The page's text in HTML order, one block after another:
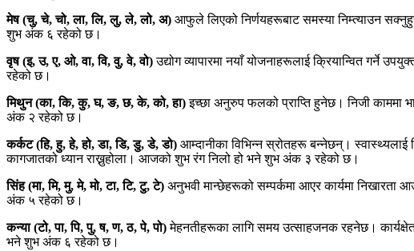
मेष (चु, चे, चो, ला, लि, लु, ले, लो, अ) आफुले लिएको निर्णयहरूबाट समस्या निम्त्याउन
शुभ अंक ६ रहेको छ।
वृष (इ, उ, ए, ओ, वा, वि, वु, वे, वो)उद्योग व्यापारमा नयाँ योजनाहरूलाई क्रियान्वित गर्ने
रहेको छ।
मिथुन (का, कि, कु, घ, ङ, छ, के, को, हा)इच्छा अनुरुप फलको प्राप्ति हुनेछ। निजी काममा
अंक २ रहेको छ।
कर्कट (हि, हु, हे, हो, डा, डि, डु, डे, डो) आम्दानीका विभिन्न स्रोतहरू बन्नेछन्।
कागजातको ध्यान राख्नुहोला। आजको शुभ रंग निलो हो भने शुभ अंक ३ रहेको छ।
सिंह (मा, मि, मु, मे, मो, टा, टि, टु, टे) अनुभवी मान्छेहरूको सम्पर्कमा आएर कार्यमा निखारता
अंक ५ रहेको छ।
कन्या (टो, पा, पि, पु, ष, ण, ठ, पे, पो)मेहनतीहरूका लागि समय उत्साहजनक रहनेछ।
भने शुभ अंक ६ रहेको छ।